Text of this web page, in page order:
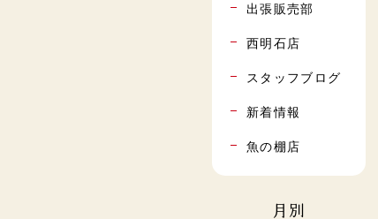
出張販売部
西明石店
スタッフブログ
新着情報
魚の棚店
月別